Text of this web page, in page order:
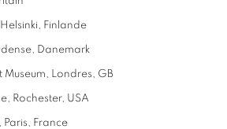
Finlande
Danemark
Londres, GB
Rochester, USA
France